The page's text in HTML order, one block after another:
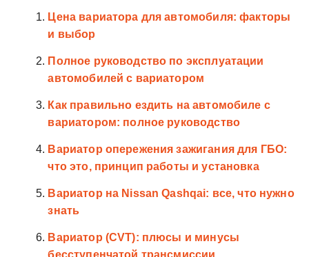
Цена вариатора для автомобиля: факторы
и выбор
Полное руководство по эксплуатации
автомобилей с вариатором
Как правильно ездить на автомобиле с
вариатором: полное руководство
Вариатор опережения зажигания для ГБО:
что это, принцип работы и установка
Вариатор на Nissan Qashqai: все, что нужно
знать
Вариатор (CVT): плюсы и минусы
бесступенчатой трансмиссии